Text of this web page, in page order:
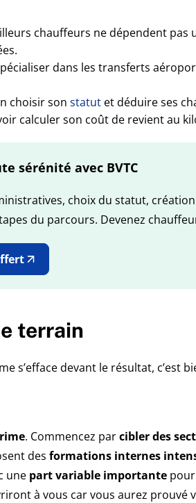
chauffeurs ne dépendent
dans les transferts
choisir son statut et déduire ses
calculer son coût de revient au
sérénité avec BVTC
choix du statut,
du parcours. Devenez
terrain
s’efface devant le résultat, c’est
. Commencez parcibler des
des formations internes
une part variable importante
à vous car vous aurez prouvé